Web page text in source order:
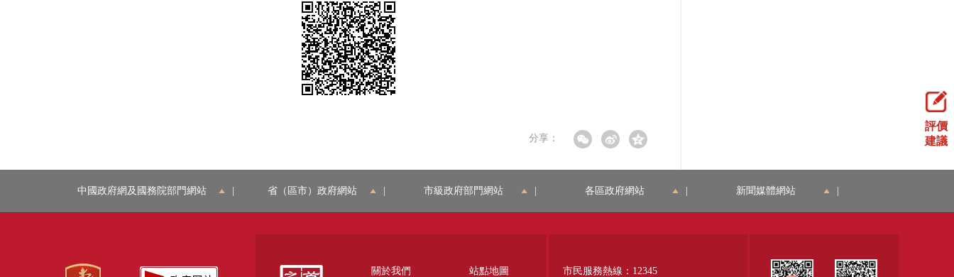
分享：
評價
建議
中國政府網及國務院部門網站 省（區市）政府網站 市級政府部門網站 各區政府網站 新聞媒體網站
關於我們 站點地圖 市民服務熱線：12345